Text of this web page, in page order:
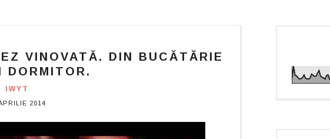
VINOVATĂ. DIN BUCĂTĂRIE
DORMITOR.
IWYT
2014